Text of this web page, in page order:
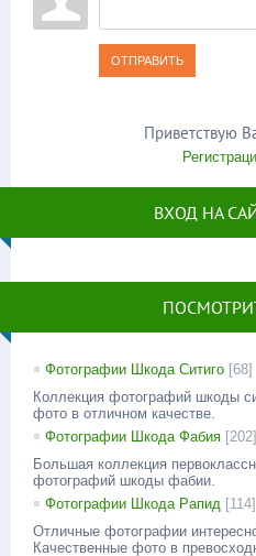
ОТПРАВИТЬ
Приветствую
ВХОД НА
Фотографии Шкода Ситиго [68]
Коллекция фотографий шкоды
фото в отличном качестве.
Фотографии Шкода Фабия [202]
Большая коллекция
фотографий шкоды фабии.
Фотографии Шкода Рапид [114]
Отличные фотографии
Качественные фото в